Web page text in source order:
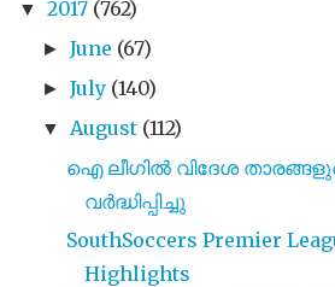
▼ 2017 (762)
►June (67)
►July (140)
▼ August (112)
ഐ ലീഗിൽ വിദേശ
വർദ്ധിപ്പിച്ചു
SouthSoccers Premier
Highlights